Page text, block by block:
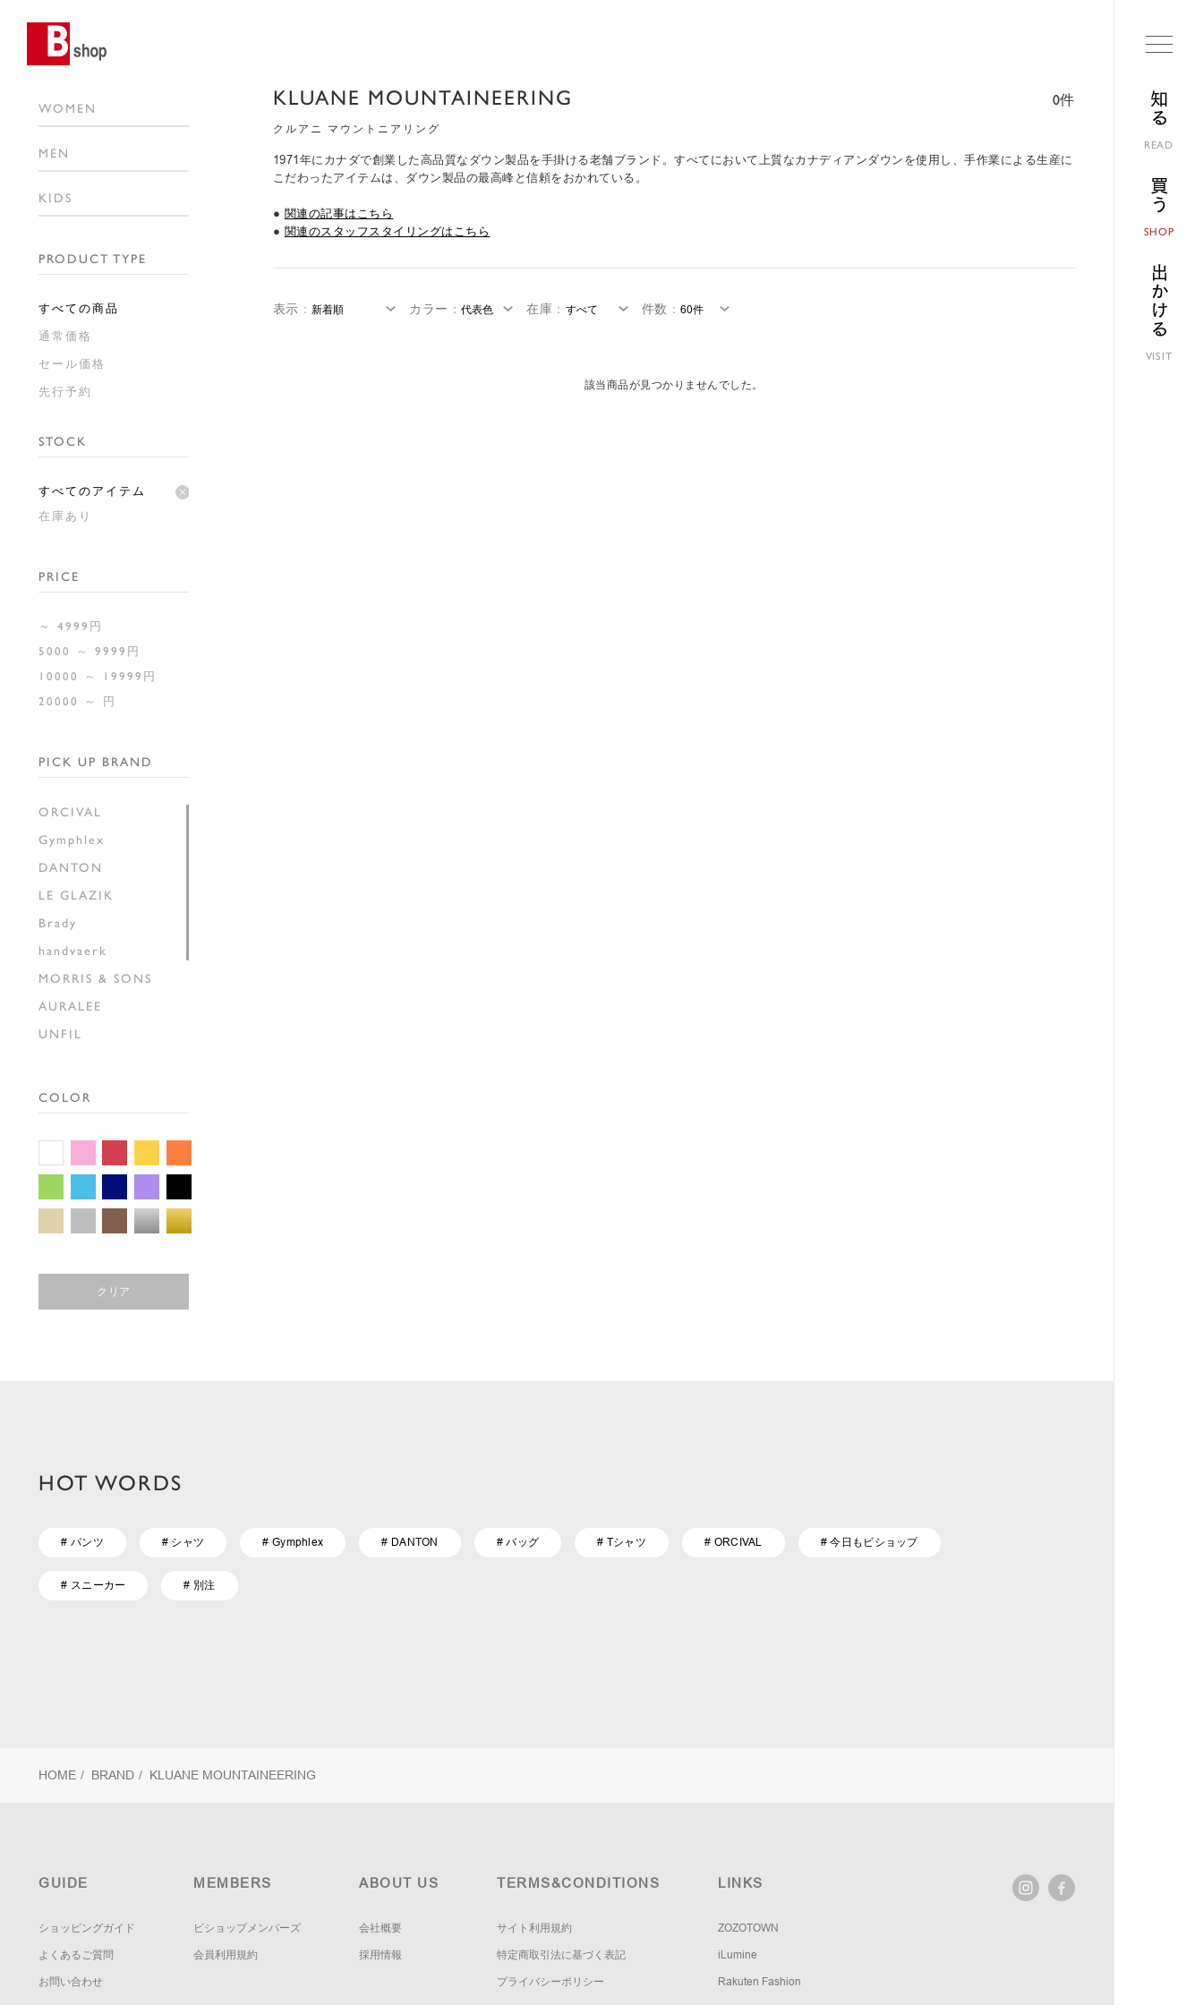
知る
READ
買う
SHOP
出かける
VISIT
KLUANE MOUNTAINEERING
クルアニ マウントニアリング
0件
1971年にカナダで創業した高品質なダウン製品を手掛ける老舗ブランド。すべてにおいて上質なカナディアンダウンを使用し、手作業による生産に
こだわったアイテムは、ダウン製品の最高峰と信頼をおかれている。
● 関連の記事はこちら
● 関連のスタッフスタイリングはこちら
WOMEN
MEN
KIDS
PRODUCT TYPE
すべての商品
通常価格
セール価格
先行予約
STOCK
すべてのアイテム
在庫あり
PRICE
～ 4999円
5000 ～ 9999円
10000 ～ 19999円
20000 ～ 円
PICK UP BRAND
ORCIVAL
Gymphlex
DANTON
LE GLAZIK
Brady
handvaerk
MORRIS & SONS
AURALEE
UNFIL
SEDAN ALL-PURPOSE
THE SHINZONE
GALLEGO
COLOR
クリア
表示 ： カラー ： 在庫 ： 件数 ：
該当商品が見つかりませんでした。
HOT WORDS
# パンツ # シャツ # Gymphlex # DANTON # バッグ # Tシャツ # ORCIVAL # 今日もビショップ
# スニーカー # 別注
HOME / BRAND / KLUANE MOUNTAINEERING
GUIDE
ショッピングガイド
よくあるご質問
お問い合わせ
MEMBERS
ビショップメンバーズ
会員利用規約
ABOUT US
会社概要
採用情報
TERMS&CONDITIONS
サイト利用規約
特定商取引法に基づく表記
プライバシーポリシー
LINKS
ZOZOTOWN
iLumine
Rakuten Fashion